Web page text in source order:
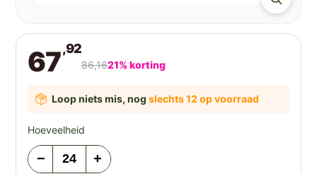
67,92
86,1621% korting
Loop niets mis, nogslechts 12 op voorraad
Hoeveelheid
− +